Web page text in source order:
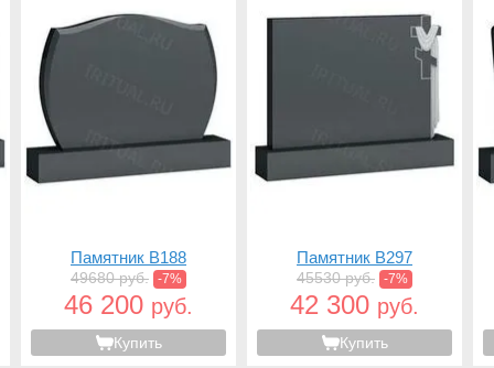
Памятник B188
49680 руб. -7%
46 200 руб.
Купить
Памятник B297
45530 руб. -7%
42 300 руб.
Купить